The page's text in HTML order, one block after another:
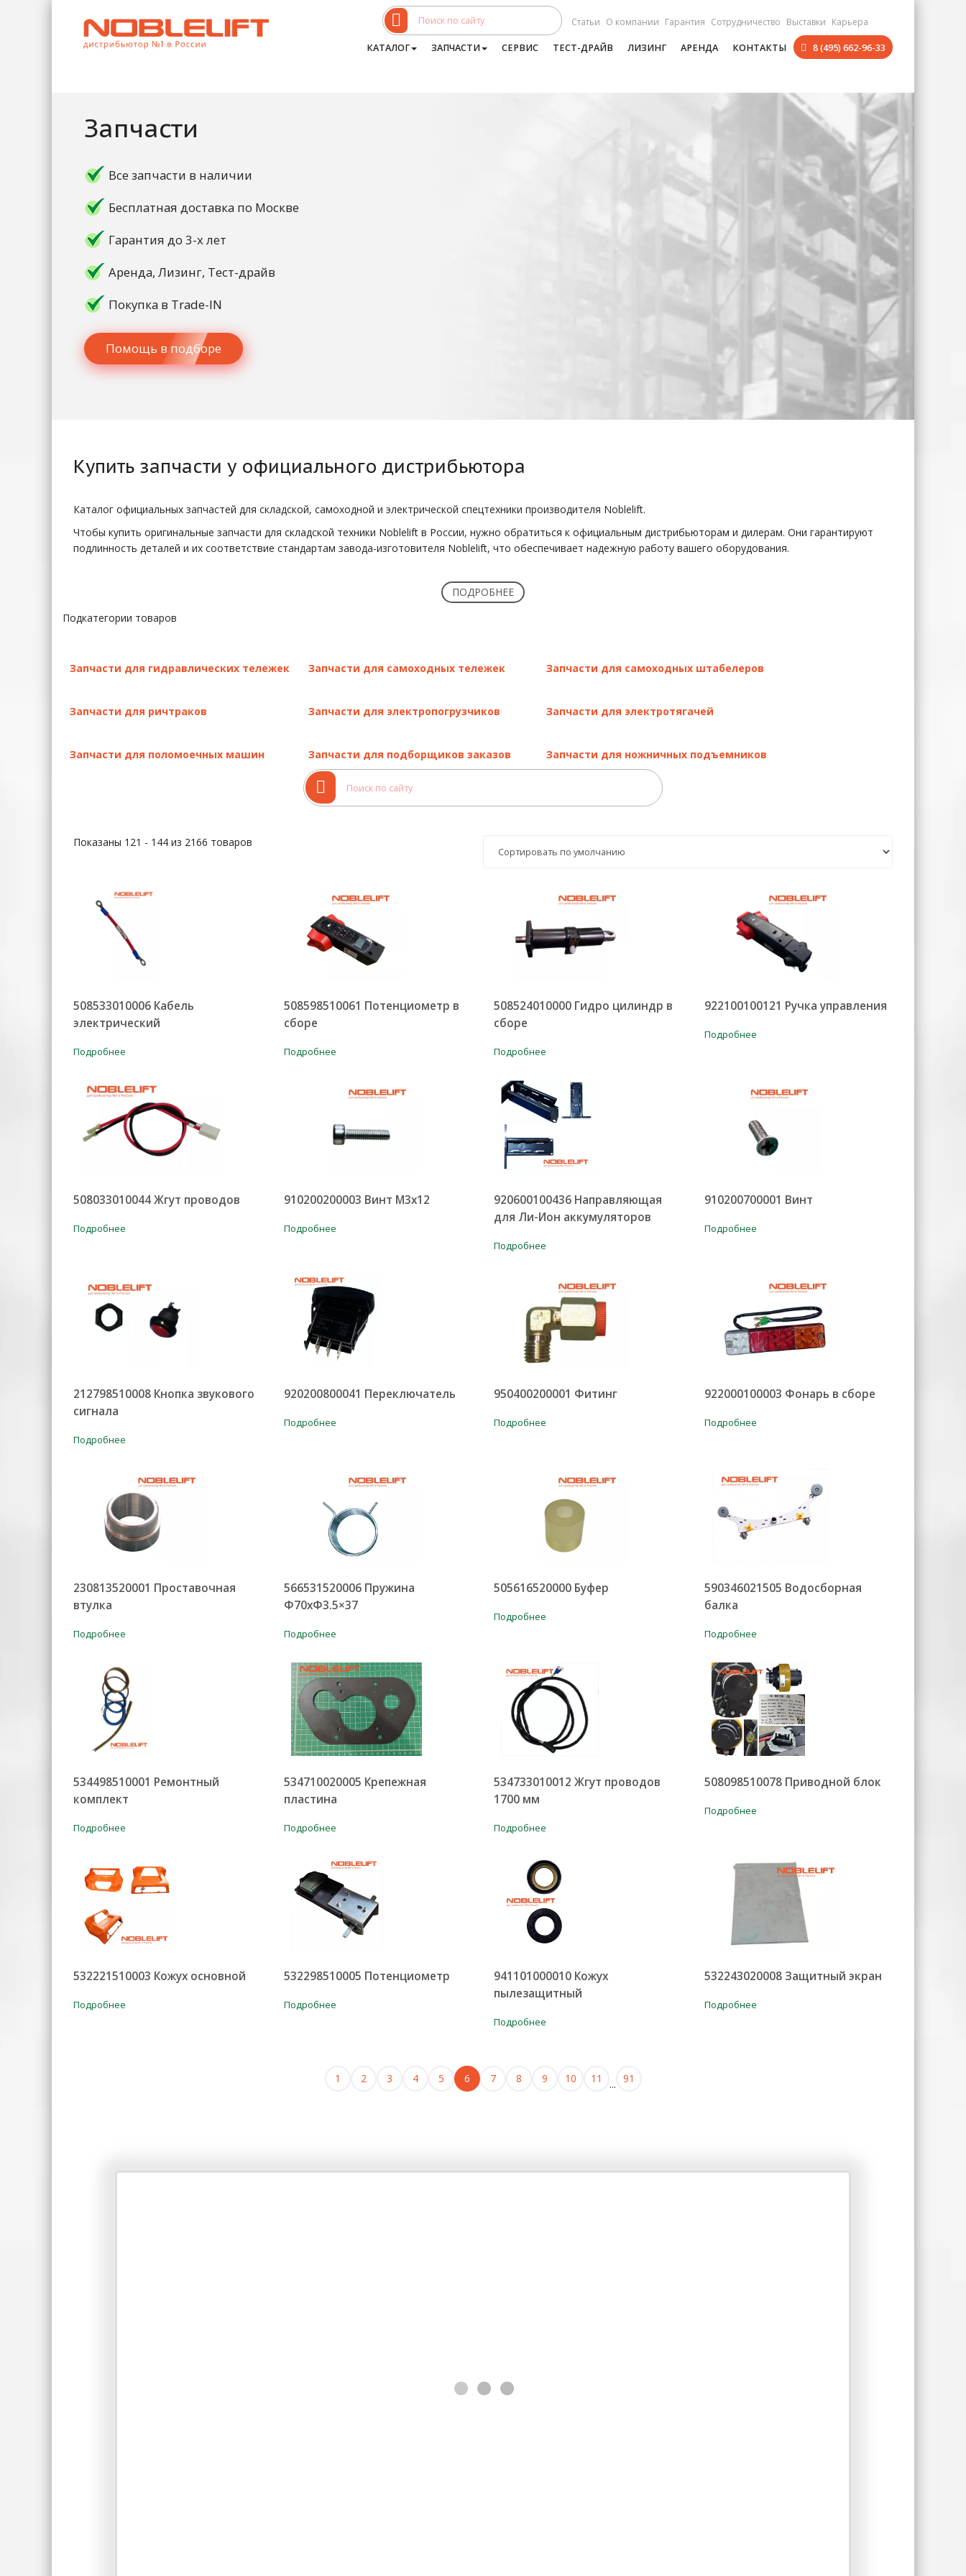
Статьи О компании Гарантия Сотрудничество Выставки Карьера
КАТАЛОГ ЗАПЧАСТИ СЕРВИС ТЕСТ-ДРАЙВ ЛИЗИНГ АРЕНДА КОНТАКТЫ 8 (495) 662-96-33
Запчасти
Все запчасти в наличии
Бесплатная доставка по Москве
Гарантия до 3-х лет
Аренда, Лизинг, Тест-драйв
Покупка в Trade-IN
Помощь в подборе
Купить запчасти у официального дистрибьютора
Каталог официальных запчастей для складской, самоходной и электрической спецтехники производителя Noblelift.
Чтобы купить оригинальные запчасти для складской техники Noblelift в России, нужно обратиться к официальным дистрибьюторам и дилерам. Они гарантируют
подлинность деталей и их соответствие стандартам завода-изготовителя Noblelift, что обеспечивает надежную работу вашего оборудования.
Почему стоит покупать оригинальные запчасти Noblelift
Использование оригинальных комплектующих дает ряд важных преимуществ:
Экономия: предотвращают преждевременный износ узлов, агрегатов и продлевают срок службы техники.
Если у вас возникнут вопросы по подбору деталей, наши специалисты предоставят бесплатную консультацию
. Они также могут помочь с подбором по
ПОДРОБНЕЕ
Подкатегории товаров
Запчасти для гидравлических тележек Запчасти для самоходных тележек Запчасти для самоходных штабелеров
Запчасти для ричтраков Запчасти для электропогрузчиков Запчасти для электротягачей
Запчасти для поломоечных машин Запчасти для подборщиков заказов Запчасти для ножничных подъемников
Показаны 121 - 144 из 2166 товаров
508533010006 Кабель
электрический
Подробнее
508598510061 Потенциометр в
сборе
Подробнее
508524010000 Гидро цилиндр в
сборе
Подробнее
922100100121 Ручка управления
Подробнее
508033010044 Жгут проводов
Подробнее
910200200003 Винт М3х12
Подробнее
920600100436 Направляющая
для Ли-Ион аккумуляторов
Подробнее
910200700001 Винт
Подробнее
212798510008 Кнопка звукового
сигнала
Подробнее
920200800041 Переключатель
Подробнее
950400200001 Фитинг
Подробнее
922000100003 Фонарь в сборе
Подробнее
230813520001 Проставочная
втулка
Подробнее
566531520006 Пружина
Φ70xΦ3.5×37
Подробнее
505616520000 Буфер
Подробнее
590346021505 Водосборная
балка
Подробнее
534498510001 Ремонтный
комплект
Подробнее
534710020005 Крепежная
пластина
Подробнее
534733010012 Жгут проводов
1700 мм
Подробнее
508098510078 Приводной блок
Подробнее
532221510003 Кожух основной
Подробнее
532298510005 Потенциометр
Подробнее
941101000010 Кожух
пылезащитный
Подробнее
532243020008 Защитный экран
Подробнее
1 2 3 4 5 6 7 8 9 10 11 ... 91